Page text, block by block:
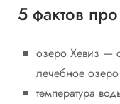
5 фактов
озеро Хевиз —
лечебное
температура